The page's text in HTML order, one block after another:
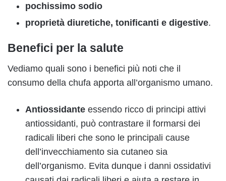
pochissimo sodio
proprietà diuretiche, tonificanti e digestive.
Benefici per la salute
Vediamo quali sono i benefici più noti che il
consumo della chufa apporta all’organismo umano.
Antiossidante essendo ricco di principi attivi
antiossidanti, può contrastare il formarsi dei
radicali liberi che sono le principali cause
dell’invecchiamento sia cutaneo sia
dell’organismo. Evita dunque i danni ossidativi